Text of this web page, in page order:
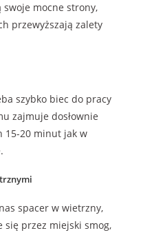
mocne strony,
przewyższają zalety
szybko biec do pracy
zajmuje dosłownie
15-20 minut jak w
spacer w wietrzny,
przez miejski smog,